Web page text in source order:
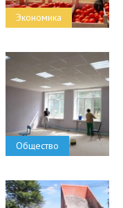
Экономика
Общество